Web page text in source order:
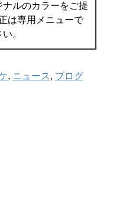
ナルのカラーをご提
は専用メニューで
。
, ニュース , ブログ